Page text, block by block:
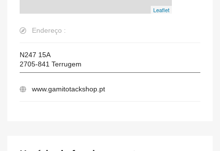
Leaflet
Endereço :
N247 15A
2705-841 Terrugem
www.gamitotackshop.pt